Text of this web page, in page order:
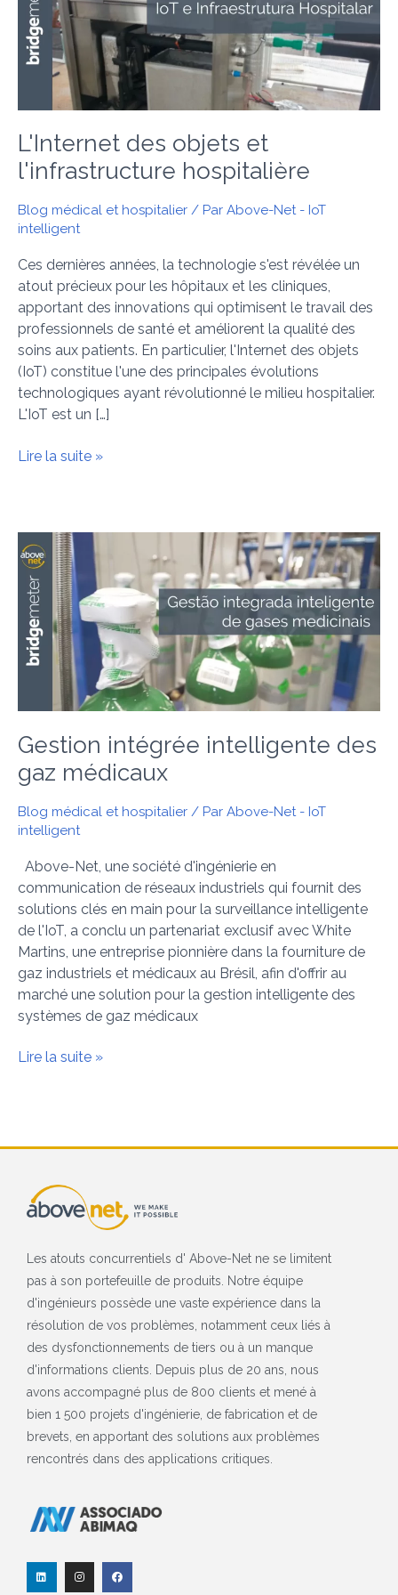
L'Internet des objets et
l'infrastructure hospitalière
Blog médical et hospitalier / Par Above-Net - IoT
intelligent
Ces dernières années, la technologie s'est révélée un
atout précieux pour les hôpitaux et les cliniques,
apportant des innovations qui optimisent le travail des
professionnels de santé et améliorent la qualité des
soins aux patients. En particulier, l'Internet des objets
(IoT) constitue l'une des principales évolutions
technologiques ayant révolutionné le milieu hospitalier.
L'IoT est un […]
et
les
infrastructures
hospitalières
Lire la suite »
Gestion intégrée intelligente des
gaz médicaux
Blog médical et hospitalier / Par Above-Net - IoT
intelligent
Above-Net, une société d'ingénierie en
communication de réseaux industriels qui fournit des
solutions clés en main pour la surveillance intelligente
de l'IoT, a conclu un partenariat exclusif avec White
Martins, une entreprise pionnière dans la fourniture de
gaz industriels et médicaux au Brésil, afin d'offrir au
marché une solution pour la gestion intelligente des
systèmes de gaz médicaux
Gestion
intégrée
intelligente
des
gaz
médicaux
Lire la suite »
Les atouts concurrentiels d' Above-Net ne se limitent
pas à son portefeuille de produits. Notre équipe
d'ingénieurs possède une vaste expérience dans la
résolution de vos problèmes, notamment ceux liés à
des dysfonctionnements de tiers ou à un manque
d'informations clients. Depuis plus de 20 ans, nous
avons accompagné plus de 800 clients et mené à
bien 1 500 projets d'ingénierie, de fabrication et de
brevets, en apportant des solutions aux problèmes
rencontrés dans des applications critiques.
i
n
a